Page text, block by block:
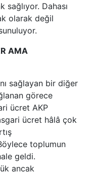
sağlıyor. Dahası
olarak değil
AMA
sağlayan bir diğer
görece
ücret AKP
ücret hâlâ çok
toplumun
geldi.
ancak